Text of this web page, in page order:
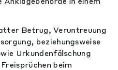
Betrug, Veruntreuung
beziehungsweise
Urkundenfälschung
beim